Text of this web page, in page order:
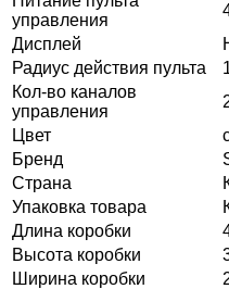
управления
Дисплей
Радиус действия пульта
Кол-во каналов
управления
Цвет
Бренд
Страна
Упаковка товара
Длина коробки
Высота коробки
Ширина коробки